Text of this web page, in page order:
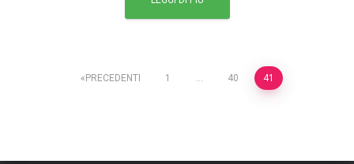
Paginazione
articoli
PRECEDENTI 1 40 41